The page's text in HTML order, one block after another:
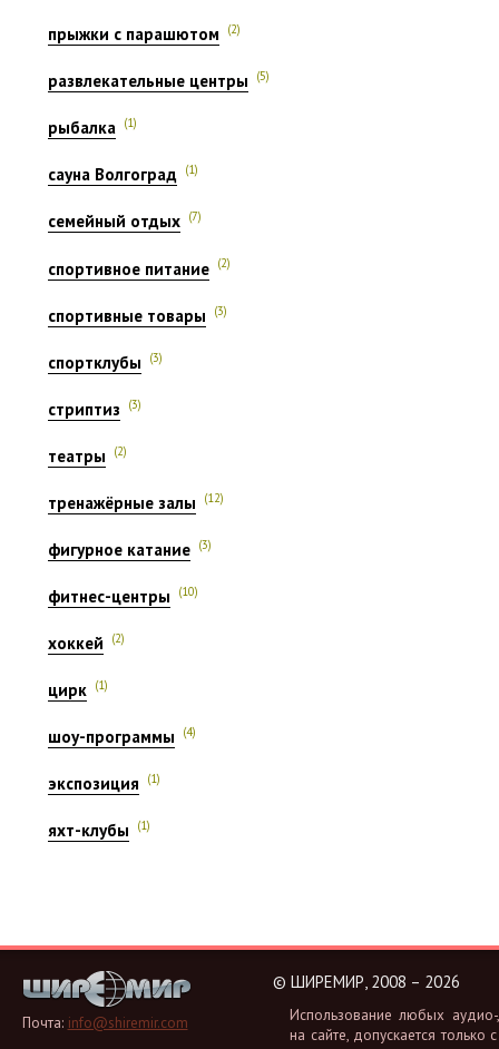
прыжки с парашютом (2)
развлекательные центры (5)
рыбалка (1)
сауна Волгоград (1)
семейный отдых (7)
спортивное питание (2)
спортивные товары (3)
спортклубы (3)
стриптиз (3)
театры (2)
тренажёрные залы (12)
фигурное катание (3)
фитнес-центры (10)
хоккей (2)
цирк (1)
шоу-программы (4)
экспозиция (1)
яхт-клубы (1)
Почта: info@shiremir.com
© ШИРЕМИР, 2008 – 2026
Ис­поль­зо­ва­ние любых
на сайте, до­пус­ка­ет­ся